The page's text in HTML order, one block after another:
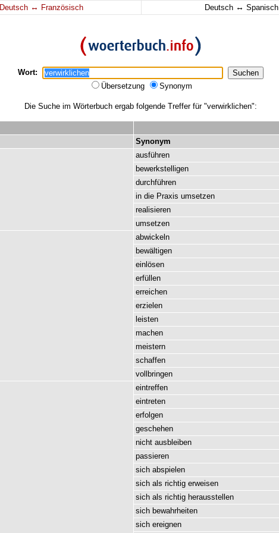
Deutsch ↔ Französisch Deutsch ↔ Spanisch
Wort:
Übersetzung
Synonym
Die Suche im Wörterbuch ergab folgende Treffer für "verwirklichen":
Synonym
ausführen
bewerkstelligen
durchführen
in die Praxis umsetzen
realisieren
umsetzen
abwickeln
bewältigen
einlösen
erfüllen
erreichen
erzielen
leisten
machen
meistern
schaffen
vollbringen
eintreffen
eintreten
erfolgen
geschehen
nicht ausbleiben
passieren
sich abspielen
sich als richtig erweisen
sich als richtig herausstellen
sich bewahrheiten
sich ereignen